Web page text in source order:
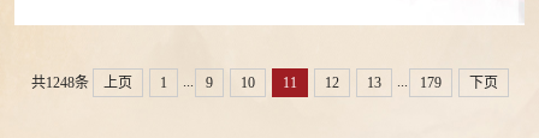
共1248条 上页 1 ... 9 10 11 12 13 ... 179 下页